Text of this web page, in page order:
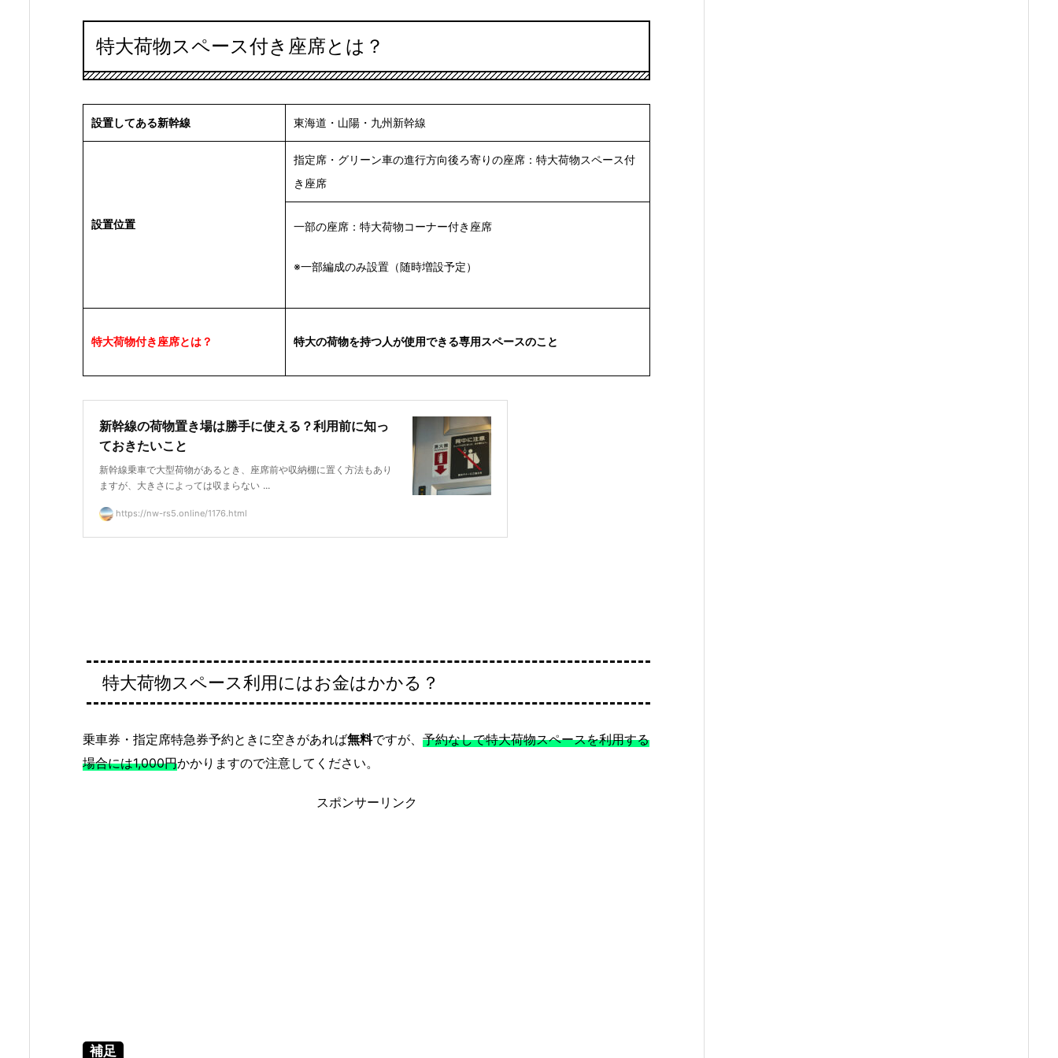
特大荷物スペース付き座席とは？
設置してある新幹線 東海道・山陽・九州新幹線
設置位置
指定席・グリーン車の進行方向後ろ寄りの座席：特大荷物スペース付
き座席
一部の座席：特大荷物コーナー付き座席
※一部編成のみ設置（随時増設予定）
特大荷物付き座席とは？ 特大の荷物を持つ人が使用できる専用スペースのこと
新幹線の荷物置き場は勝手に使える？利用前に知っ
ておきたいこと
新幹線乗車で大型荷物があるとき、座席前や収納棚に置く方法もあり
ますが、大きさによっては収まらない ...
https://nw-rs5.online/1176.html
特大荷物スペース利用にはお金はかかる？
乗車券・指定席特急券予約ときに空きがあれば無料ですが、 予約なしで特大荷物スペースを利用する
場合には1,000円かかりますので注意してください。
スポンサーリンク
補足